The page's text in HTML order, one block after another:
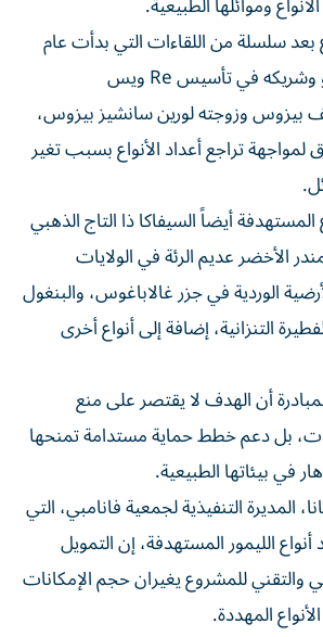
سلسلة من اللقاءات التي بدأت عام
2021 بين دي كابريو وشريكه في تأسيس Re ويس
وزوجته لورين سانشيز بيزوس،
تراجع أعداد الأنواع بسبب تغير
أيضاً السيفاكا ذا التاج الذهبي
الأخضر عديم الرئة في الولايات
الوردية في جزر غالاباغوس، والبنغول
التنزانية، إضافة إلى أنواع أخرى
أن الهدف لا يقتصر على منع
بل دعم خطط حماية مستدامة تمنحها
في بيئاتها الطبيعية.
المديرة التنفيذية لجمعية فانامبي، التي
الليمور المستهدفة، إن التمويل
والتقني للمشروع يغيران حجم الإمكانات
المهددة.